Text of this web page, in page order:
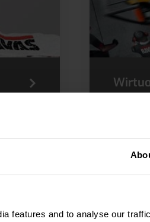
features and to analyse our